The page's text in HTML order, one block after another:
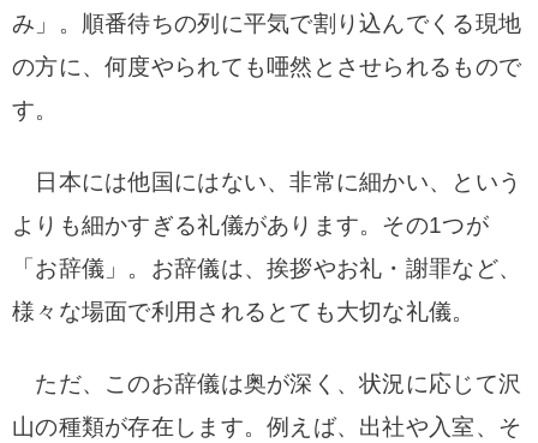
み」。順番待ちの列に平気で割り込んでくる現地
の方に、何度やられても唖然とさせられるもので
す。
日本には他国にはない、非常に細かい、という
よりも細かすぎる礼儀があります。その1つが
「お辞儀」。お辞儀は、挨拶やお礼・謝罪など、
様々な場面で利用されるとても大切な礼儀。
ただ、このお辞儀は奥が深く、状況に応じて沢
山の種類が存在します。例えば、出社や入室、そ